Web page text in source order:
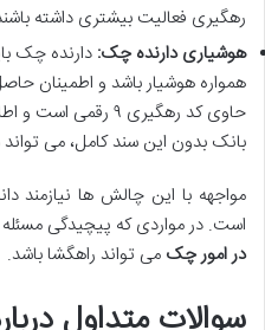
رهگیری فعالیت بیشتری داشته
هوشیاری دارنده چک: دارنده چک
همواره هوشیار باشد و اطمینان
حاوی کد رهگیری ۹
بانک بدون این سند کامل، می
مواجهه با این چالش ها نیازمند
است. در مواردی که پیچیدگی مسئله
در امور چک می تواند راهگشا باشد.